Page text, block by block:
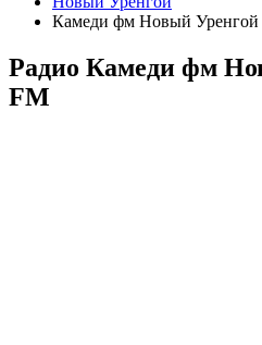
Камеди фм Новый Уренгой
Радио Камеди фм
FM